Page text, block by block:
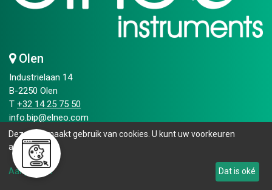
Olen
Industrielaan 14
B-2250 Olen
T +32 14 25 75 50​
info.bip@elneo.com
Openingsuren
Maandag - vrijdag:
08.00 - 16.30
Deze site maakt gebruik van cookies. U kunt uw voorkeuren
aanpassen.
Aanpassen Dat is oké